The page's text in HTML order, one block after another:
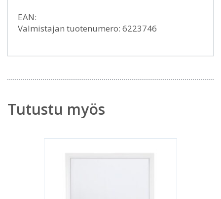
EAN:
Valmistajan tuotenumero: 6223746
Tutustu myös